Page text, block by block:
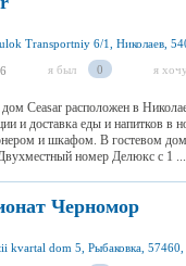
Transportniy 6/1, Николаев,
я был 0 я
дом Ceasar расположен в
и доставка еды и напитков
и шкафом. В гостевом
номер Делюкс с 1 ...
Черномор
kvartal dom 5, Рыбаковка, 57460,